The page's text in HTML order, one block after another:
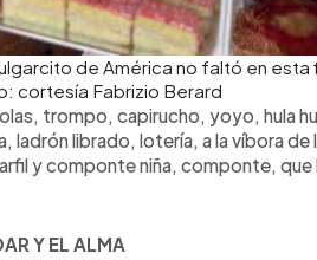
de América no faltó en
cortesía Fabrizio Berard
trompo, capirucho, yoyo, hula
ladrón librado, lotería, a la víbora de
y componte niña, componte, que
Y EL ALMA